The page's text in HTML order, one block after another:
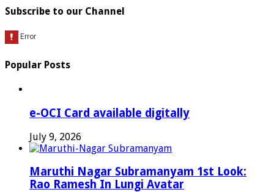
Subscribe to our Channel
Popular Posts
e-OCI Card available digitally
July 9, 2026
Maruthi Nagar Subramanyam 1st Look:
Rao Ramesh In Lungi Avatar